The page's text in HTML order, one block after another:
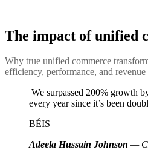
The impact of unified
Why true unified commerce
efficiency, performance, and
We surpassed 200% growth
every year since it’s been
BÉIS
Adeela Hussain Johnson —